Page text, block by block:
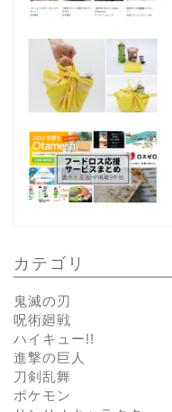
カテゴリ
鬼滅の刃
呪術廻戦
ハイキュー!!
進撃の巨人
刀剣乱舞
ポケモン